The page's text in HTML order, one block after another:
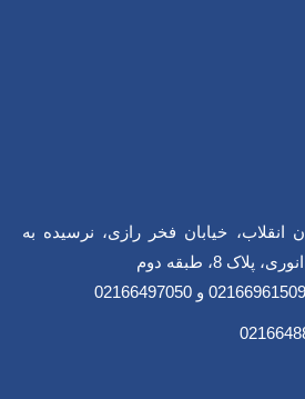
انقلاب، خیابان فخر رازی، نرسیده به
8، طبقه دوم
02166961509 و 02166497050